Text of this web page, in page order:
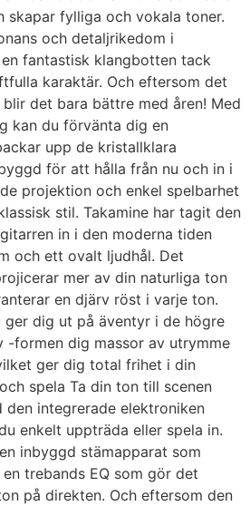
skapar fylliga och vokala toner.
och detaljrikedom i
fantastisk klangbotten tack
karaktär. Och eftersom det
det bara bättre med åren! Med
kan du förvänta dig en
upp de kristallklara
för att hålla från nu och in i
projektion och enkel spelbarhet
stil. Takamine har tagit den
in i den moderna tiden
och ett ovalt ljudhål. Det
mer av din naturliga ton
en djärv röst i varje ton.
ger dig ut på äventyr i de högre
-formen dig massor av utrymme
ger dig total frihet i din
spela Ta din ton till scenen
integrerade elektroniken
enkelt uppträda eller spela in.
inbyggd stämapparat som
trebands EQ som gör det
på direkten. Och eftersom den